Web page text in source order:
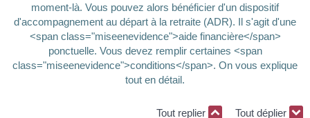
moment-là. Vous pouvez alors bénéficier d'un dispositif
d'accompagnement au départ à la retraite (ADR). Il s'agit d'une
<span class="miseenevidence">aide financière</span>
ponctuelle. Vous devez remplir certaines <span
class="miseenevidence">conditions</span>. On vous explique
tout en détail.
Tout replier Tout déplier